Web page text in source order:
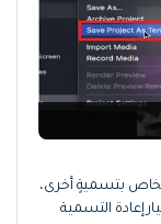
بتسميةٍ أخرى،
إعادة التسمية